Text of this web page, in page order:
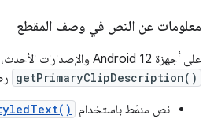
معلومات عن النص في وصف المقطع
على أجهزة Android 12 والإصدارات الأحدث، يمكن لتطبيق
getPrimaryClipDescription()
نص منمّط باستخدام